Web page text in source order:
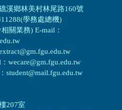
溪鄉林美村林尾路160號
學務處總機)
關業務) E-mail：
wecare@gm.fgu.edu.tw
student@mail.fgu.edu.tw
207室